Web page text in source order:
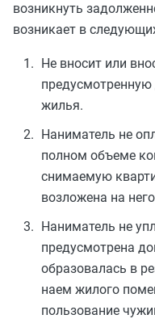
возникнуть
возникает в
Не вносит или
жилья.
Наниматель не
полном объеме
снимаемую
возложена на
Наниматель не
предусмотрена
образовалась в
наем жилого
пользование